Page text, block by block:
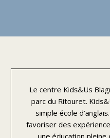
Le centre Kids&Us
parc du Ritouret.
simple école
favoriser des